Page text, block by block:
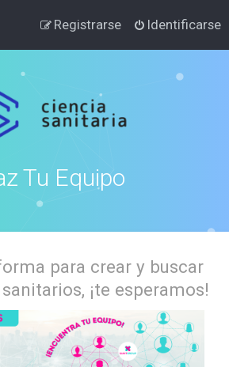
Identificarse
Registrarse
Tu Equipo
para crear y buscar
¡te esperamos!